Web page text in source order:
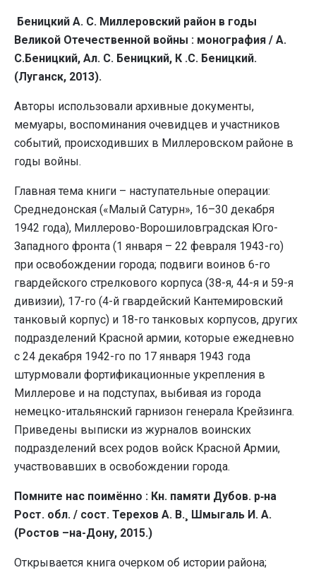
Беницкий А. С. Миллеровский район в годы
Великой Отечественной войны : монография / А.
С.Беницкий, Ал. С. Беницкий, К .С. Беницкий.
(Луганск, 2013).
Авторы использовали архивные документы,
мемуары, воспоминания очевидцев и участников
событий, происходивших в Миллеровском районе в
годы войны.
Главная тема книги – наступательные операции:
Среднедонская («Малый Сатурн», 16–30 декабря
1942 года), Миллерово-Ворошиловградская Юго-
Западного фронта (1 января – 22 февраля 1943-го)
при освобождении города; подвиги воинов 6-го
гвардейского стрелкового корпуса (38-я, 44-я и 59-я
дивизии), 17-го (4-й гвардейский Кантемировский
танковый корпус) и 18-го танковых корпусов, других
подразделений Красной армии, которые ежедневно
с 24 декабря 1942-го по 17 января 1943 года
штурмовали фортификационные укрепления в
Миллерове и на подступах, выбивая из города
немецко-итальянский гарнизон генерала Крейзинга.
Приведены выписки из журналов воинских
подразделений всех родов войск Красной Армии,
участвовавших в освобождении города.
Помните нас поимённо : Кн. памяти Дубов. р‑на
Рост. обл. / сост. Терехов А. В.¸ Шмыгаль И. А.
(Ростов –на-Дону, 2015.)
Открывается книга очерком об истории района;